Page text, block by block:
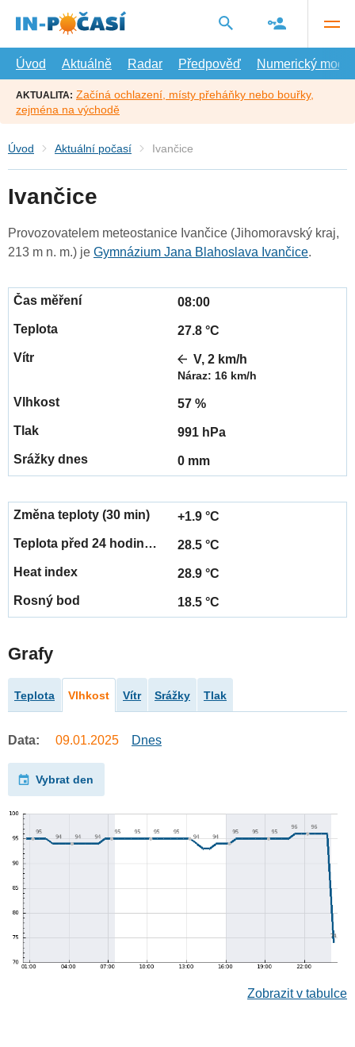
hlavní
Úvod
Aktuálně Radar Předpověď Numerický model
AKTUALITA: Začíná ochlazení, místy přeháňky nebo bouřky,
zejména na východě
Úvod Aktuální počasí Ivančice
Ivančice
Provozovatelem meteostanice Ivančice (Jihomoravský kraj,
213 m n. m.) je Gymnázium Jana Blahoslava Ivančice.
08:00
27.8 °C
V, 2 km/h
Náraz: 16 km/h
57 %
991 hPa
0 mm
+1.9 °C
28.5 °C
28.9 °C
18.5 °C
Grafy
Teplota Vlhkost Vítr Srážky Tlak
Data: 09.01.2025 Dnes
Vybrat den
Zobrazit v tabulce